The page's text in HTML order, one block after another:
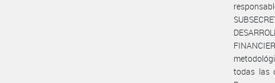
todas las